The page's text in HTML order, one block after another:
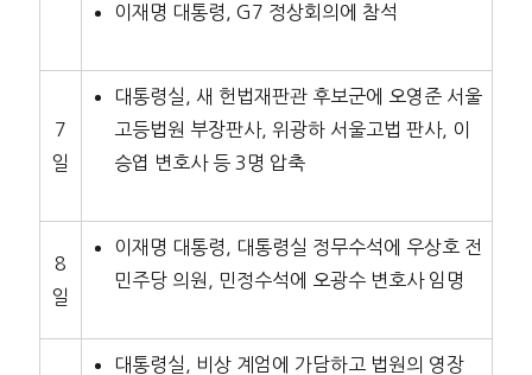
이재명 대통령, G7 정상회의에 참석
7
일
대통령실, 새 헌법재판관 후보군에 오영준 서울
고등법원 부장판사, 위광하 서울고법 판사, 이
승엽 변호사 등 3명 압축
8
일
이재명 대통령, 대통령실 정무수석에 우상호 전
민주당 의원, 민정수석에 오광수 변호사 임명
대통령실, 비상 계엄에 가담하고 법원의 영장